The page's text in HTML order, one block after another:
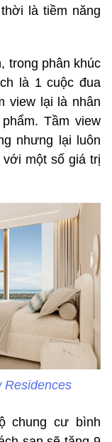
là tiềm năng
trong phân khúc
là 1 cuộc đua
view lại là nhân
Tầm view
nhưng lại luôn
một số giá trị
Residences
chung cư bình